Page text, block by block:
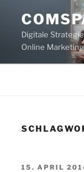
Inhalt
springen
Digitale
Online
15. APRIL